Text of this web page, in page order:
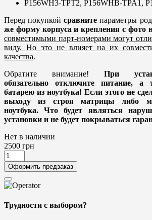
P156WH3-TPT2, P156WHB-TPA1,
Перед покупкойсравните параметры
же форму корпуса и крепления с фото
совместимыми парт-номерами могут
виду. Но это не влияет на их
качества.
Обратите внимание! При
обязательно отключите питание, а
батарею из ноутбука! Если этого не
выходу из строя матрицы либо
ноутбука. Что будет являться
установки и не будет покрываться
Нет в наличии
2500 грн
Оформить предзаказ
Трудности с выбором?